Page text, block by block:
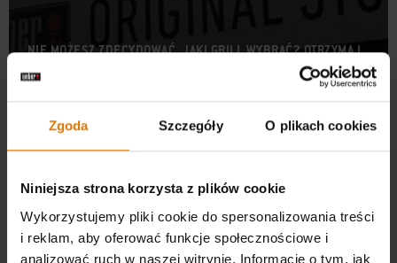
Zgoda Szczegóły O plikach cookies
Niniejsza strona korzysta z plików cookie
Wykorzystujemy pliki cookie do spersonalizowania treści
i reklam, aby oferować funkcje społecznościowe i
analizować ruch w naszej witrynie. Informacje o tym, jak
NIE MOŻESZ ZDECYDOWAĆ, JAKI GRILL WYBRAĆ? OTRZYMAJ
OBSZERNE PORADY OD NASZEJ EKSPERCKIEJ OBSŁUGI
Znajdź sklep w swojej okolicy
Znajdź sklep